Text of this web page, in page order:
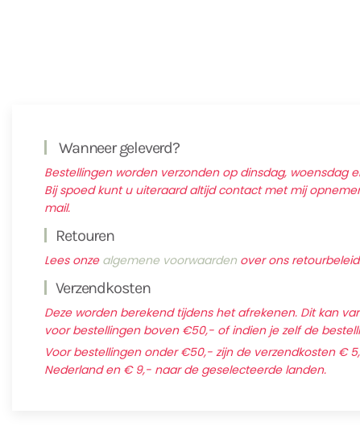
Wanneer geleverd?
Bestellingen worden verzonden op dinsdag, woensdag
Bij spoed kunt u uiteraard altijd contact met mij
mail.
Retouren
Lees onze algemene voorwaarden over ons
Verzendkosten
Deze worden berekend tijdens het afrekenen. Dit kan
voor bestellingen boven €50,- of indien je zelf de
Voor bestellingen onder €50,- zijn de verzendkosten €
Nederland en € 9,- naar de geselecteerde landen.